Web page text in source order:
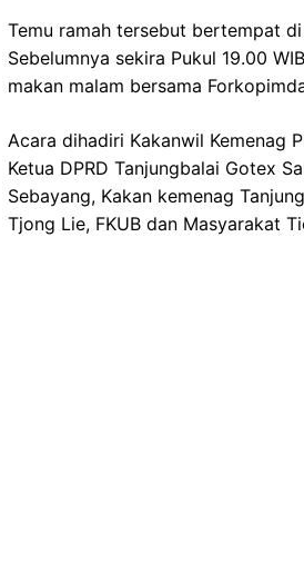
Temu ramah tersebut bertempat
Sebelumnya sekira Pukul 19.00
makan malam bersama
Acara dihadiri Kakanwil Kemenag
Ketua DPRD Tanjungbalai Gotex
Sebayang, Kakan kemenag
Tjong Lie, FKUB dan Masyarakat